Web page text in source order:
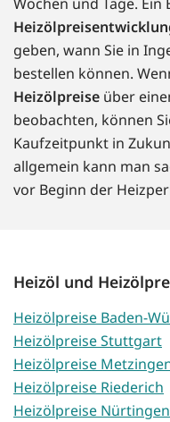
geben, wann Sie in
bestellen können.
Heizölpreise über
beobachten, können
Kaufzeitpunkt in
allgemein kann man
vor Beginn der
Heizöl und
Heizölpreise Baden-
Heizölpreise Stuttgart
Heizölpreise
Heizölpreise Riederich
Heizölpreise Nürtingen